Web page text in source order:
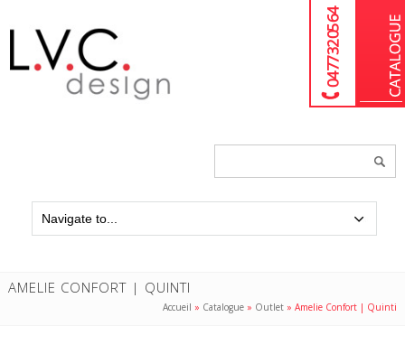
04 77 32 05 64
AMELIE CONFORT | QUINTI
Accueil » Catalogue » Outlet »Amelie Confort | Quinti